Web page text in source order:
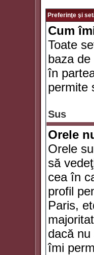
Preferinţe şi
Cum
Toate
baza
în
permite
Sus
Orele
Orele
să
cea în
profil
Paris,
dacă
îmi